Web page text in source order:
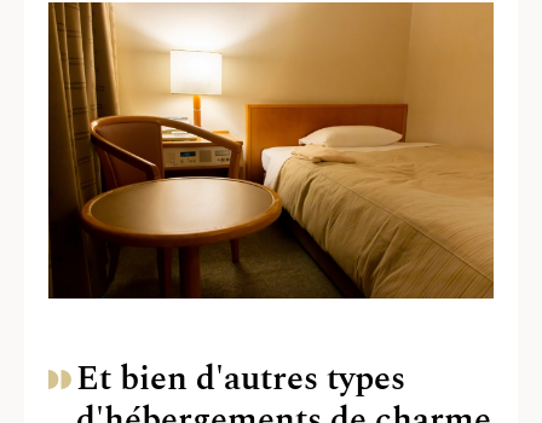
Et bien d'autres types